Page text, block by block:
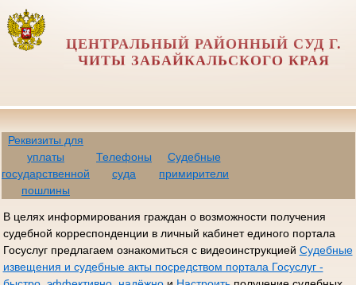
ЦЕНТРАЛЬНЫЙ РАЙОННЫЙ СУД Г.
ЧИТЫ ЗАБАЙКАЛЬСКОГО КРАЯ
Реквизиты для
уплаты
государственной
пошлины
Телефоны
суда
Судебные
примирители
В целях информирования граждан о возможности получения
судебной корреспонденции в личный кабинет единого портала
Госуслуг предлагаем ознакомиться с видеоинструкцией Судебные
извещения и судебные акты посредством портала Госуслуг -